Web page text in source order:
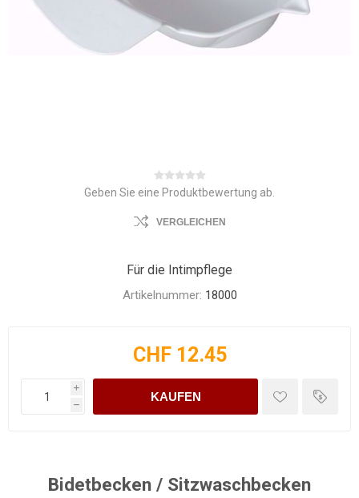
Geben Sie eine Produktbewertung ab.
VERGLEICHEN
Für die Intimpflege
Artikelnummer: 18000
CHF 12.45
i
h
KAUFEN
Bidetbecken / Sitzwaschbecken